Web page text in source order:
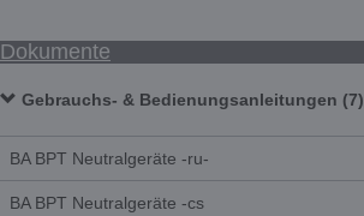
Dokumente
Gebrauchs- & Bedienungsanleitungen (7)
BA BPT Neutralgeräte -ru-
BA BPT Neutralgeräte -cs